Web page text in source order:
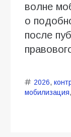
волне
о
после
2026,
мобилизация,